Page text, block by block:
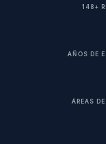
148+
AÑOS DE
ÁREAS